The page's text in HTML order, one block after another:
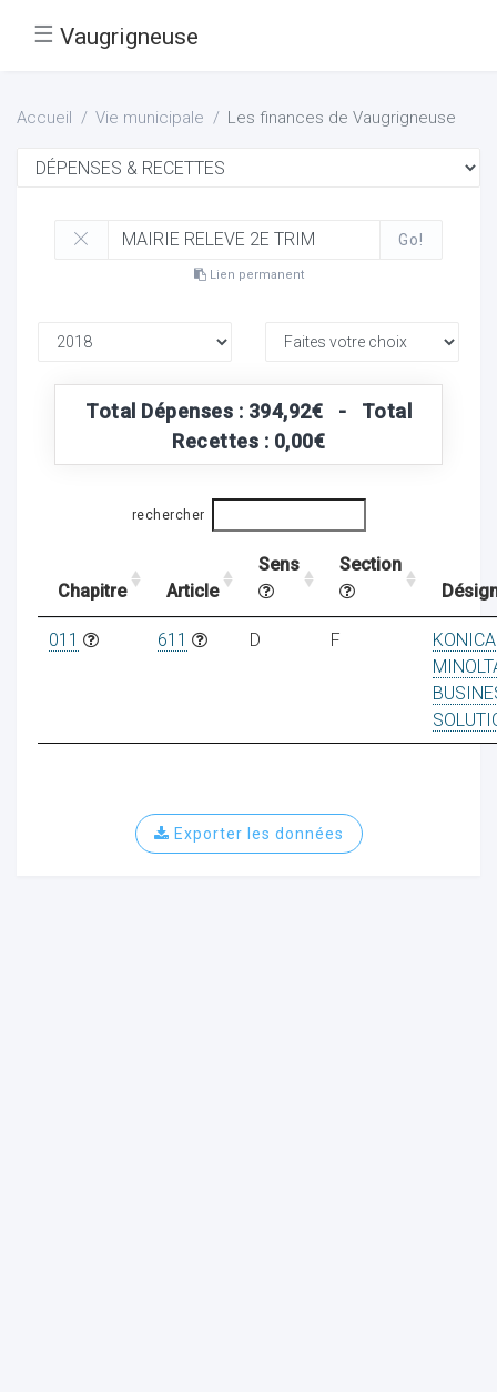
☰ Vaugrigneuse
Accueil Vie municipale Les finances de Vaugrigneuse
Go!
Lien permanent
Total Dépenses : 394,92€ - Total
Recettes : 0,00€
rechercher
Chapitre Article
Sens
Section
011 611 D F
KONICA
Exporter les données